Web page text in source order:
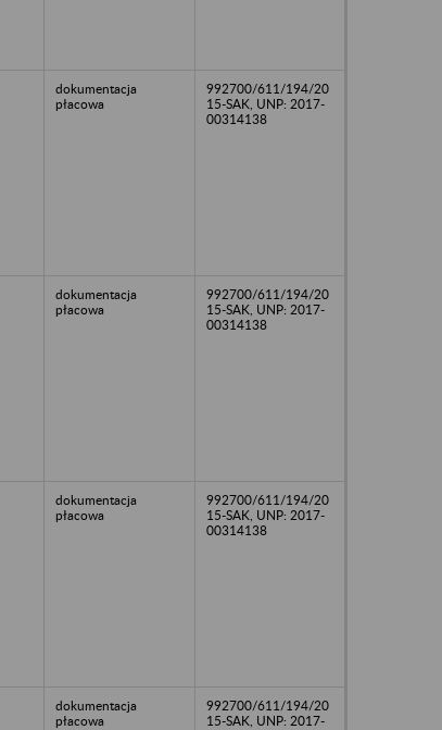
dokumentacja
płacowa
992700/611/194/20
15-SAK, UNP: 2017-
00314138
dokumentacja
płacowa
992700/611/194/20
15-SAK, UNP: 2017-
00314138
dokumentacja
płacowa
992700/611/194/20
15-SAK, UNP: 2017-
00314138
dokumentacja
płacowa
992700/611/194/20
15-SAK, UNP: 2017-